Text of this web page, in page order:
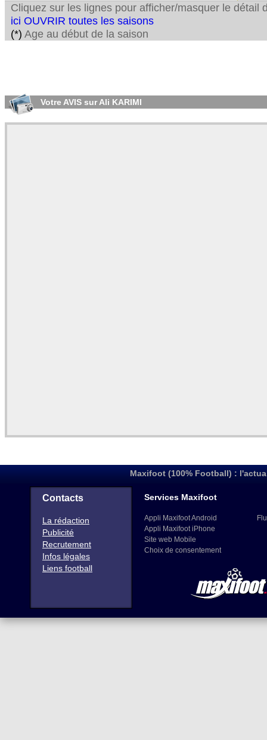
Cliquez sur les lignes pour afficher/masquer le détail
ici OUVRIR toutes les saisons
(*) Age au début de la saison
Votre AVIS sur Ali KARIMI
Maxifoot (100% Football) :
Contacts
La rédaction
Publicité
Recrutement
Infos légales
Liens football
Services Maxifoot
Appli Maxifoot Android
Appli Maxifoot iPhone
Site web Mobile
Choix de consentement